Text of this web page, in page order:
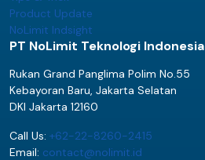
Product Update
NoLimit Indsight
PT NoLimit Teknologi Indonesia
Rukan Grand Panglima Polim No.55
Kebayoran Baru, Jakarta Selatan
DKI Jakarta 12160
Call Us: +62-22-8260-2415
Email: contact@nolimit.id